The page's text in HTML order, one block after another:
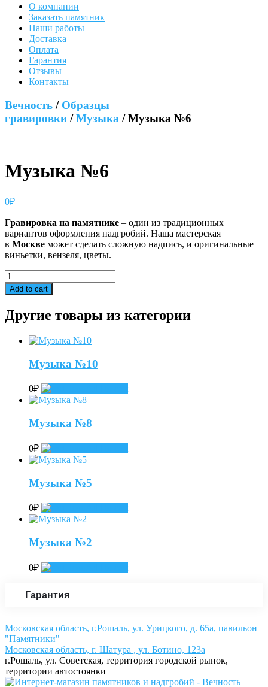
О компании
Заказать памятник
Наши работы
Доставка
Оплата
Гарантия
Отзывы
Контакты
Вечность / Образцы
гравировки /Музыка / Музыка №6
Музыка №6
0₽
Гравировка на памятнике – один из традиционных
вариантов оформления надгробий. Наша мастерская
в Москве может сделать сложную надпись, и оригинальные
виньетки, вензеля, цветы.
Музыка
№6
quantity
Add to cart
Другие товары из категории
Музыка №10
0₽
Музыка №8
0₽
Музыка №5
0₽
Музыка №2
0₽
Гарантия
Московская область, г.Рошаль, ул. Урицкого, д. 65а, павильон
"Памятники"
Московская область, г. Шатура , ул. Ботино, 123а
г.Рошаль, ул. Советская, территория городской рынок,
территории автостоянки